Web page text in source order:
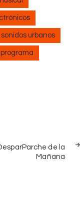
sonidos urbanos
de la
Mañana